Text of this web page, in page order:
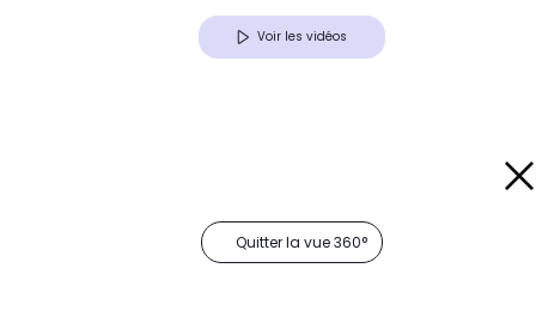
Voir les vidéos
Quitter la vue 360°